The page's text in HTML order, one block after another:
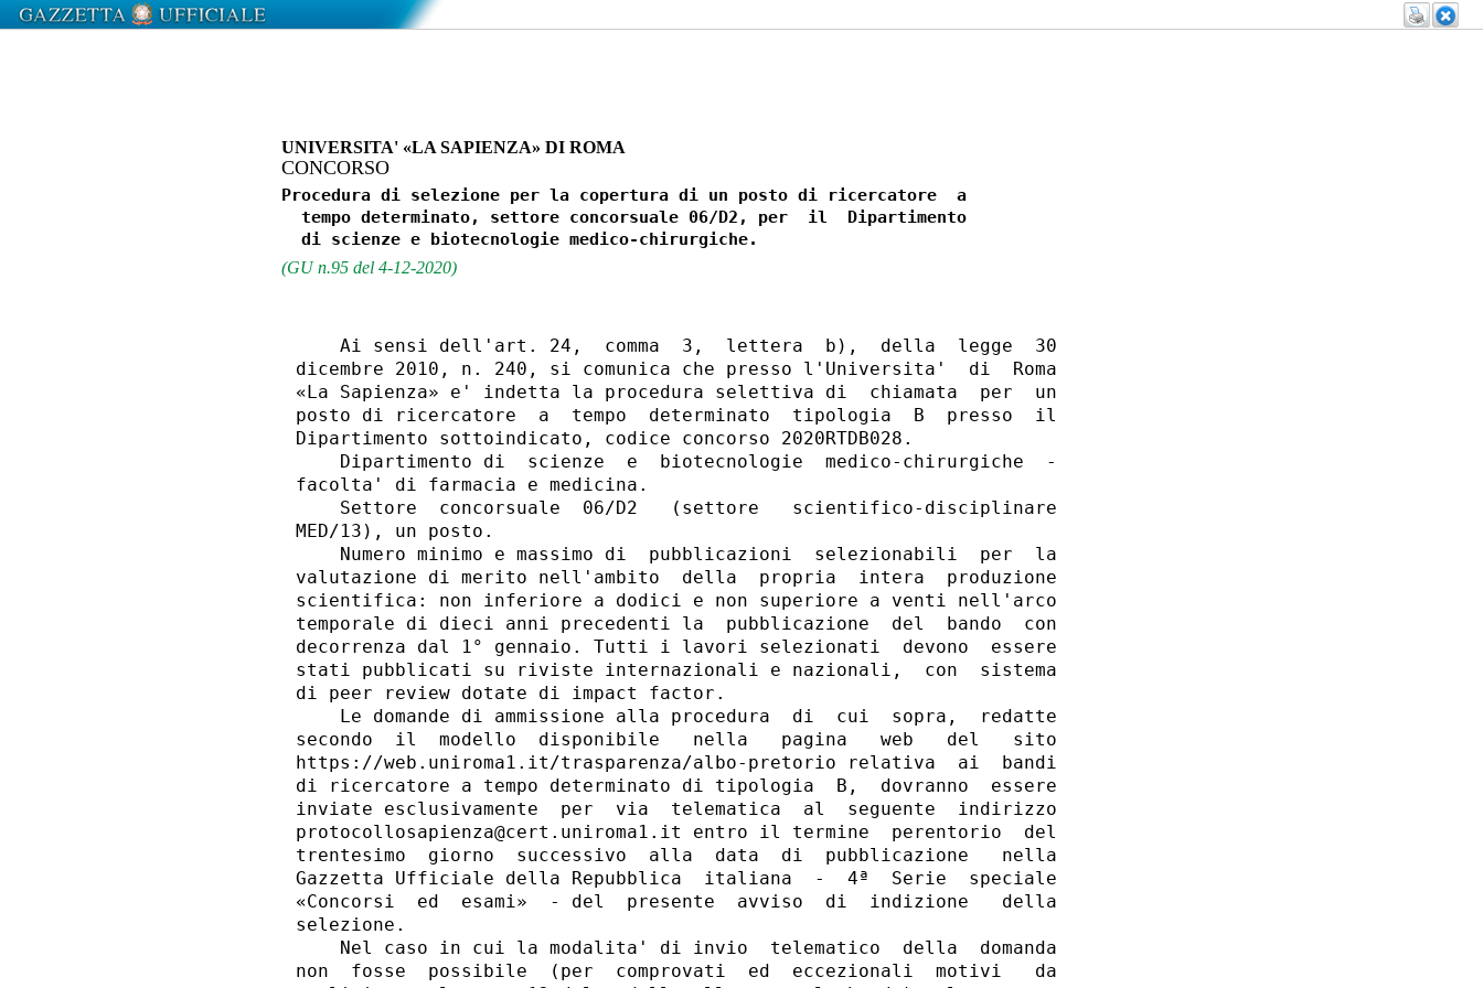
UNIVERSITA' «LA SAPIENZA» DI ROMA
CONCORSO
Procedura di selezione per la copertura di un posto di ricercatore  a
  tempo determinato, settore concorsuale 06/D2, per  il  Dipartimento
(GU n.95 del 4-12-2020)
    Ai sensi dell'art. 24,  comma  3,  lettera  b),  della  legge  30
dicembre 2010, n. 240, si comunica che presso l'Universita'  di  Roma
«La Sapienza» e' indetta la procedura selettiva di  chiamata  per  un
posto di ricercatore  a  tempo  determinato  tipologia  B  presso  il
Dipartimento sottoindicato, codice concorso 2020RTDB028.
    Dipartimento di  scienze  e  biotecnologie  medico-chirurgiche  -
facolta' di farmacia e medicina.
    Settore  concorsuale  06/D2   (settore   scientifico-disciplinare
MED/13), un posto.
    Numero minimo e massimo di  pubblicazioni  selezionabili  per  la
valutazione di merito nell'ambito  della  propria  intera  produzione
scientifica: non inferiore a dodici e non superiore a venti nell'arco
temporale di dieci anni precedenti la  pubblicazione  del  bando  con
decorrenza dal 1° gennaio. Tutti i lavori selezionati  devono  essere
stati pubblicati su riviste internazionali e nazionali,  con  sistema
di peer review dotate di impact factor.
    Le domande di ammissione alla procedura  di  cui  sopra,  redatte
secondo  il  modello  disponibile   nella   pagina   web   del   sito
https://web.uniroma1.it/trasparenza/albo-pretorio relativa  ai  bandi
di ricercatore a tempo determinato di tipologia  B,  dovranno  essere
inviate esclusivamente  per  via  telematica  al  seguente  indirizzo
protocollosapienza@cert.uniroma1.it entro il termine  perentorio  del
trentesimo  giorno  successivo  alla  data  di  pubblicazione   nella
Gazzetta Ufficiale della Repubblica  italiana  -  4ª  Serie  speciale
«Concorsi  ed  esami»  - del  presente  avviso  di  indizione   della
selezione.
    Nel caso in cui la modalita' di invio  telematico  della  domanda
non  fosse  possibile  (per  comprovati  ed  eccezionali  motivi   da